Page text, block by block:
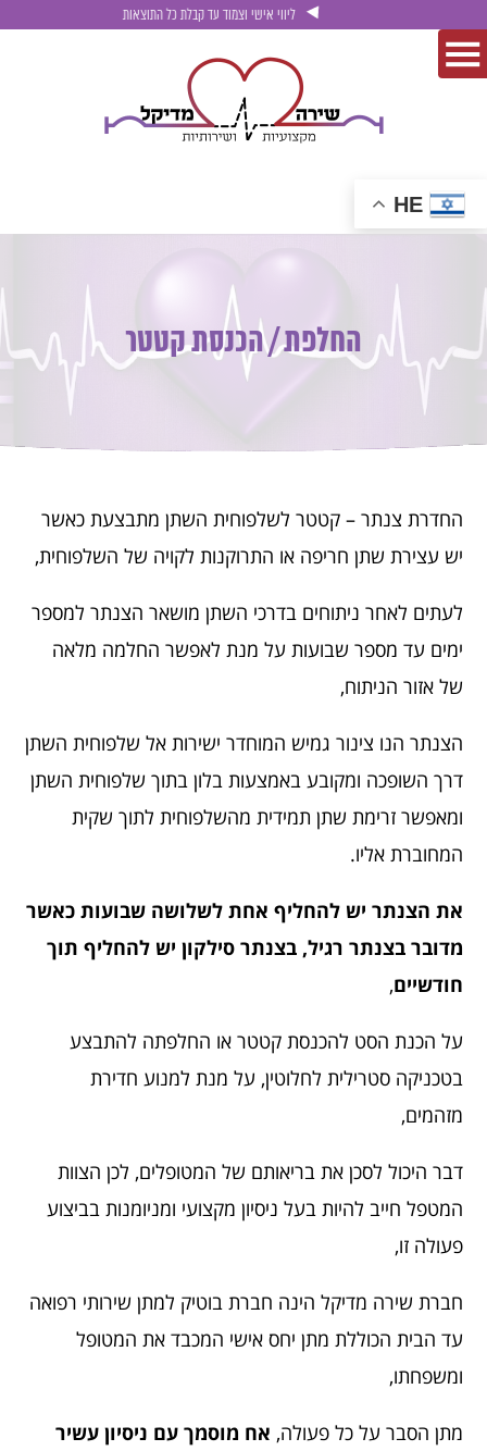
ליווי אישי וצמוד עד קבלת כל התוצאות
HE
החלפת / הכנסת קטטר
החדרת צנתר – קטטר לשלפוחית השתן מתבצעת כאשר
יש עצירת שתן חריפה או התרוקנות לקויה של השלפוחית,
לעתים לאחר ניתוחים בדרכי השתן מושאר הצנתר למספר
ימים עד מספר שבועות על מנת לאפשר החלמה מלאה
של אזור הניתוח,
הצנתר הנו צינור גמיש המוחדר ישירות אל שלפוחית השתן
דרך השופכה ומקובע באמצעות בלון בתוך שלפוחית השתן
ומאפשר זרימת שתן תמידית מהשלפוחית לתוך שקית
המחוברת אליו.
את הצנתר יש להחליף אחת לשלושה שבועות כאשר
מדובר בצנתר רגיל, בצנתר סילקון יש להחליף תוך
חודשיים,
על הכנת הסט להכנסת קטטר או החלפתה להתבצע
בטכניקה סטרילית לחלוטין, על מנת למנוע חדירת
מזהמים,
דבר היכול לסכן את בריאותם של המטופלים, לכן הצוות
המטפל חייב להיות בעל ניסיון מקצועי ומניומנות בביצוע
פעולה זו,
חברת שירה מדיקל הינה חברת בוטיק למתן שירותי רפואה
עד הבית הכוללת מתן יחס אישי המכבד את המטופל
ומשפחתו,
מתן הסבר על כל פעולה, אח מוסמך עם ניסיון עשיר